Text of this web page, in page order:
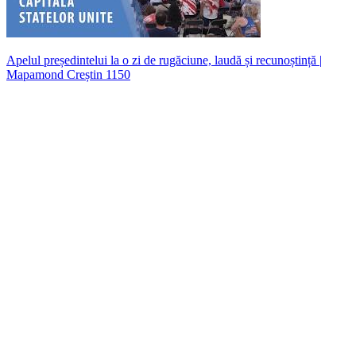
Apelul președintelui la o zi de rugăciune, laudă și recunoștință |
Mapamond Creștin 1150